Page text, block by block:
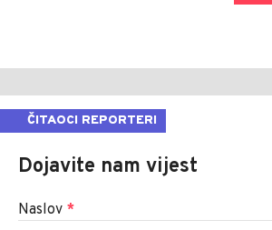
ČITAOCI REPORTERI
Dojavite nam vijest
Naslov *